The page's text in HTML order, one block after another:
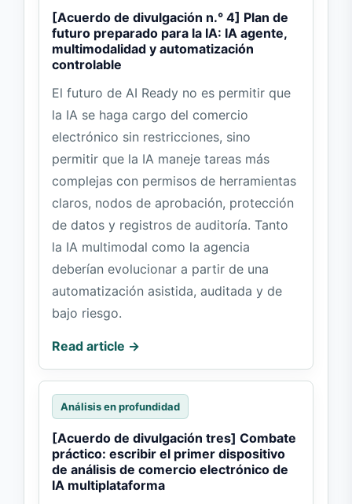
[Acuerdo de divulgación n.° 4] Plan de
futuro preparado para la IA: IA agente,
multimodalidad y automatización
controlable
El futuro de AI Ready no es permitir que
la IA se haga cargo del comercio
electrónico sin restricciones, sino
permitir que la IA maneje tareas más
complejas con permisos de herramientas
claros, nodos de aprobación, protección
de datos y registros de auditoría. Tanto
la IA multimodal como la agencia
deberían evolucionar a partir de una
automatización asistida, auditada y de
bajo riesgo.
Read article →
Análisis en profundidad
[Acuerdo de divulgación tres] Combate
práctico: escribir el primer dispositivo
de análisis de comercio electrónico de
IA multiplataforma